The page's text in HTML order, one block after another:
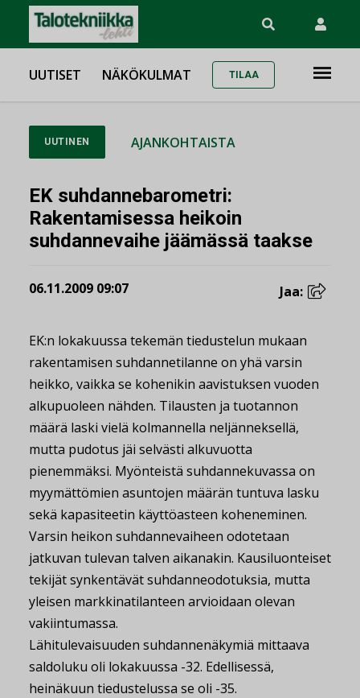
UUTISET NÄKÖKULMAT TILAA
UUTINEN AJANKOHTAISTA
EK suhdannebarometri:
Rakentamisessa heikoin
suhdannevaihe jäämässä taakse
06.11.2009 09:07 Jaa:
EK:n lokakuussa tekemän tiedustelun mukaan
rakentamisen suhdannetilanne on yhä varsin
heikko, vaikka se kohenikin aavistuksen vuoden
alkupuoleen nähden. Tilausten ja tuotannon
määrä laski vielä kolmannella neljänneksellä,
mutta pudotus jäi selvästi alkuvuotta
pienemmäksi. Myönteistä suhdannekuvassa on
myymättömien asuntojen määrän tuntuva lasku
sekä kapasiteetin käyttöasteen koheneminen.
Varsin heikon suhdannevaiheen odotetaan
jatkuvan tulevan talven aikanakin. Kausiluonteiset
tekijät synkentävät suhdanneodotuksia, mutta
yleisen markkinatilanteen arvioidaan olevan
vakiintumassa.
Lähitulevaisuuden suhdannenäkymiä mittaava
saldoluku oli lokakuussa -32. Edellisessä,
heinäkuun tiedustelussa se oli -35.